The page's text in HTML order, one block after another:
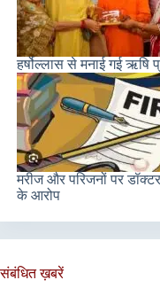
हर्षोल्लास से मनाई गई ऋषि
मरीज और परिजनों पर
के आरोप
संबंधित ख़बरें